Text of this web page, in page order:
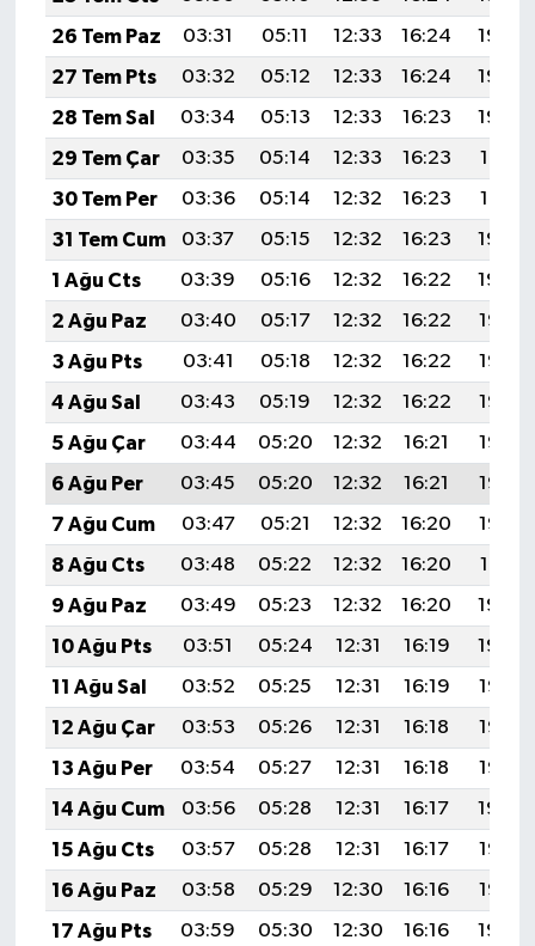
26 Tem Paz
03:31 05:11 12:33 16:24
19:44
27 Tem Pts
03:32 05:12 12:33 16:24
19:43
28 Tem Sal
03:34 05:13 12:33 16:23
19:42
29 Tem Çar
03:35 05:14 12:33 16:23
19:41
30 Tem Per
03:36 05:14 12:32 16:23
19:41
31 Tem Cum
03:37 05:15 12:32 16:23
19:40
1 Ağu Cts
03:39 05:16 12:32 16:22
19:39
2 Ağu Paz
03:40 05:17 12:32 16:22
19:38
3 Ağu Pts
03:41 05:18 12:32 16:22
19:37
4 Ağu Sal
03:43 05:19 12:32 16:22
19:36
5 Ağu Çar
03:44 05:20 12:32 16:21
19:35
6 Ağu Per
03:45 05:20 12:32 16:21
19:33
7 Ağu Cum
03:47 05:21 12:32 16:20
19:32
8 Ağu Cts
03:48 05:22 12:32 16:20
19:31
9 Ağu Paz
03:49 05:23 12:32 16:20
19:30
10 Ağu Pts
03:51 05:24 12:31 16:19
19:29
11 Ağu Sal
03:52 05:25 12:31 16:19
19:28
12 Ağu Çar
03:53 05:26 12:31 16:18
19:27
13 Ağu Per
03:54 05:27 12:31 16:18
19:25
14 Ağu Cum
03:56 05:28 12:31 16:17
19:24
15 Ağu Cts
03:57 05:28 12:31 16:17
19:23
16 Ağu Paz
03:58 05:29 12:30 16:16
19:22
17 Ağu Pts
03:59 05:30 12:30 16:16
19:20